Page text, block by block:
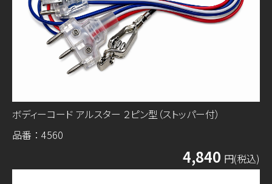
ボディーコード アルスター ２ピン型（ストッパー付）
品番：4560
4,840 円(税込)